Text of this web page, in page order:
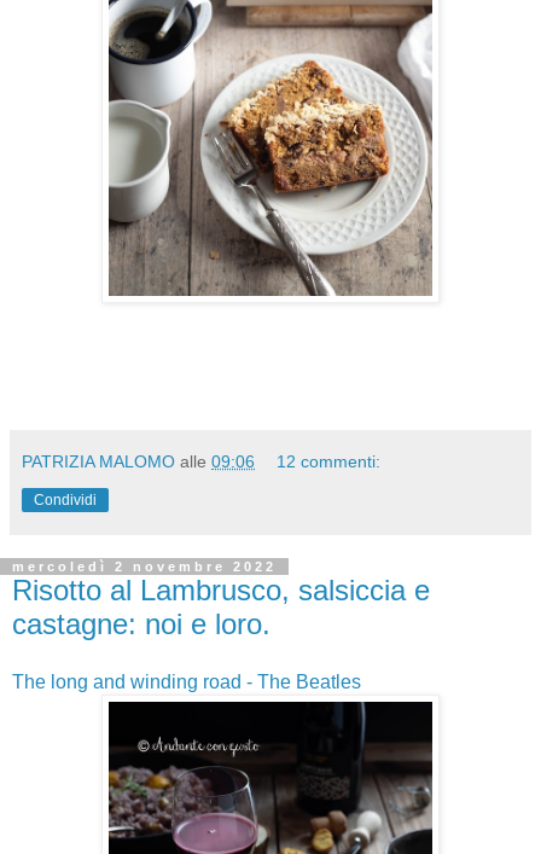
PATRIZIA MALOMO alle 09:06 12 commenti:
Condividi
mercoledì 2 novembre 2022
Risotto al Lambrusco, salsiccia e
castagne: noi e loro.
The long and winding road - The Beatles